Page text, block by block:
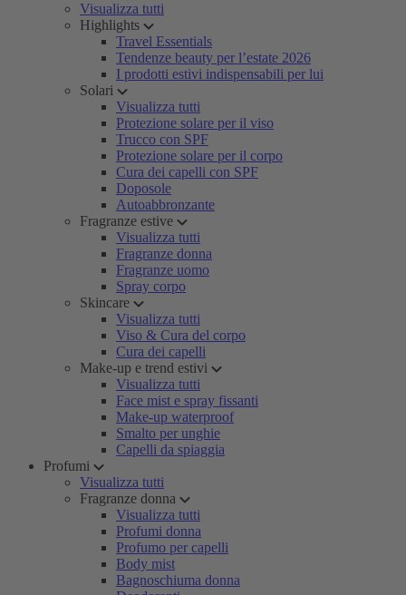
Visualizza tutti
Highlights
Travel Essentials
Tendenze beauty per l’estate 2026
I prodotti estivi indispensabili per lui
Solari
Visualizza tutti
Protezione solare per il viso
Trucco con SPF
Protezione solare per il corpo
Cura dei capelli con SPF
Doposole
Autoabbronzante
Fragranze estive
Visualizza tutti
Fragranze donna
Fragranze uomo
Spray corpo
Skincare
Visualizza tutti
Viso & Cura del corpo
Cura dei capelli
Make-up e trend estivi
Visualizza tutti
Face mist e spray fissanti
Make-up waterproof
Smalto per unghie
Capelli da spiaggia
Profumi
Visualizza tutti
Fragranze donna
Visualizza tutti
Profumi donna
Profumo per capelli
Body mist
Bagnoschiuma donna